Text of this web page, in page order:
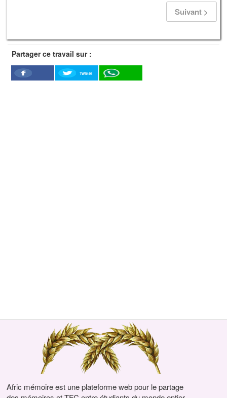
Suivant >
Partager ce travail sur :
Facebook
Twitter
Afric mémoire est une plateforme web pour le partage